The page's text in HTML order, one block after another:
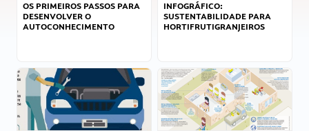
OS PRIMEIROS PASSOS PARA
DESENVOLVER O
AUTOCONHECIMENTO
INFOGRÁFICO:
SUSTENTABILIDADE PARA
HORTIFRUTIGRANJEIROS